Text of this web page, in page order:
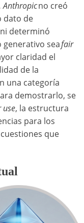
Anthropicno creó
dato de
determinó
seafair
claridad el
de la
una categoría
demostrarlo, se
use, la estructura
para los
que